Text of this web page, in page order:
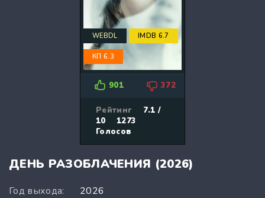
WEBDL IMDB 6.7
КП 6.3
901 372
Рейтинг
7.1 /
10
1273
Голосов
ДЕНЬ РАЗОБЛАЧЕНИЯ (2026)
Год выхода:
2026